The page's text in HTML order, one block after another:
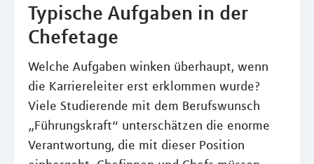
Typische Aufgaben in der
Chefetage
Welche Aufgaben winken überhaupt, wenn
die Karriereleiter erst erklommen wurde?
Viele Studierende mit dem Berufswunsch
„Führungskraft“ unterschätzen die enorme
Verantwortung, die mit dieser Position